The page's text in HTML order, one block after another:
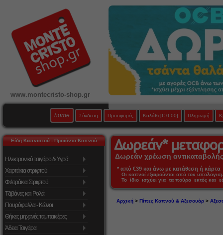
www.montecristo-shop.gr
home Σύνδεση Προσφορές Καλάθι [€ 0,00] Πληρωμή
Είδη Καπνιστού - Προϊόντα Καπνού
Ηλεκτρονικό τσιγάρο & Υγρά
Χαρτάκια στριφτού
Φιλτράκια Στριφτού
Τζιβάνες και Ρολά
Πουρόφυλλα - Κώνοι
Θήκες μηχανές ταμπακιέρες
Άδεια Τσιγάρα
Δωρεάν χρέωση
* από €39 και άνω με κατάθεση ή
Οι καπνοί εξαιρούνται από τον
Το ίδιο ισχύει για τα πούρα εκτός και
Αρχική> Πίπες Καπνού & Αξεσουάρ>